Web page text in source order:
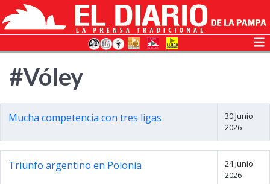
#Vóley
Mucha competencia con tres ligas
30 Junio
2026
Triunfo argentino en Polonia
24 Junio
2026